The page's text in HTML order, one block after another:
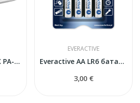
Шагомер ROSSMAX PA-S20
EVERACTIVE
Everactive AA LR6 батарейки
3,00 €